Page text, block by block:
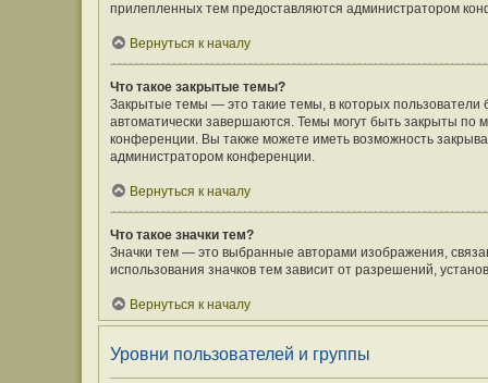
прилепленных тем предоставляются администратором
Вернуться к началу
Что такое закрытые темы?
Закрытые темы — это такие темы, в которых
автоматически завершаются. Темы могут быть закрыты
конференции. Вы также можете иметь возможность
администратором конференции.
Вернуться к началу
Что такое значки тем?
Значки тем — это выбранные авторами изображения,
использования значков тем зависит от разрешений,
Вернуться к началу
Уровни пользователей и группы